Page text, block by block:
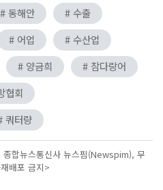
# 동해안
# 수출
# 어업
# 수산업
# 양금희
# 참다랑어
협회
쿼터량
합뉴스통신사 뉴스핌(Newspim), 무
배포 금지>